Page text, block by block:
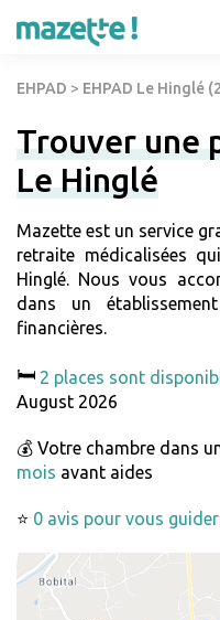
EHPAD > EHPAD Le Hinglé
Trouver une
Le Hinglé
Mazette est un service
retraite médicalisées
Hinglé. Nous vous
dans un
financières.
🛏️ 2 places sont
August 2026
💰 Votre chambre dans
mois avant aides
⭐ 0 avis pour vous guider